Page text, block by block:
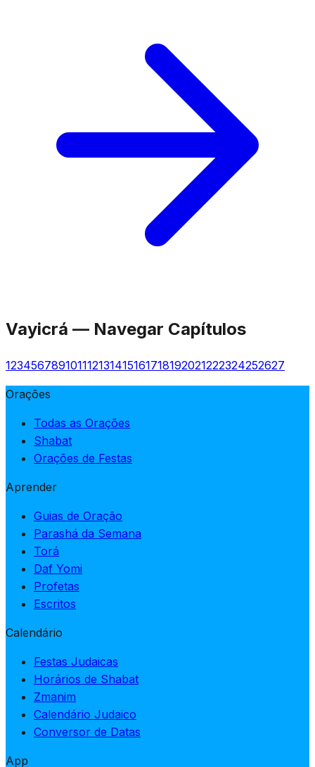
Vayicrá — Navegar Capítulos
123456789101112131415161718192021222324252627
Orações
Todas as Orações
Shabat
Orações de Festas
Aprender
Guias de Oração
Parashá da Semana
Torá
Daf Yomi
Profetas
Escritos
Calendário
Festas Judaicas
Horários de Shabat
Zmanim
Calendário Judaico
Conversor de Datas
App